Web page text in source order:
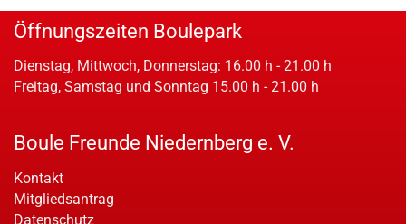
Öffnungszeiten Boulepark
Dienstag, Mittwoch, Donnerstag: 16.00 h - 21.00 h
Freitag, Samstag und Sonntag 15.00 h - 21.00 h
Boule Freunde Niedernberg e. V.
Kontakt
Mitgliedsantrag
Datenschutz